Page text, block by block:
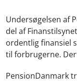
Undersøgelsen af
del af
ordentlig finansiel
til forbrugerne.
PensionDanmark